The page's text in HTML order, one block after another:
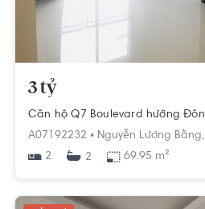
3 tỷ
A07192232 • Nguyễn Lương Bằng,
2
2 69.95 m²